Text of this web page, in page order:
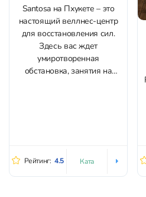
Santosa на Пхукете – это
настоящий веллнес-центр
для восстановления сил.
Здесь вас ждет
умиротворенная
обстановка, занятия на
детокс-программы.
Рейтинг: 4.5 Ката